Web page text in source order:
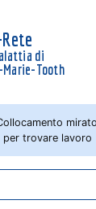
di
Marie-Tooth
per trovare lavoro